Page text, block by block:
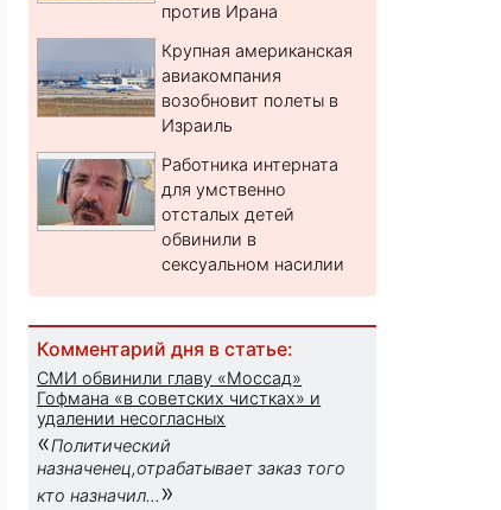
против Ирана
Крупная американская
авиакомпания
возобновит полеты в
Израиль
Работника интерната
для умственно
отсталых детей
обвинили в
сексуальном насилии
Комментарий дня в статье:
СМИ обвинили главу «Моссад»
Гофмана «в советских чистках» и
удалении несогласных
«Политический
назначенец,отрабатывает заказ того
кто назначил... »